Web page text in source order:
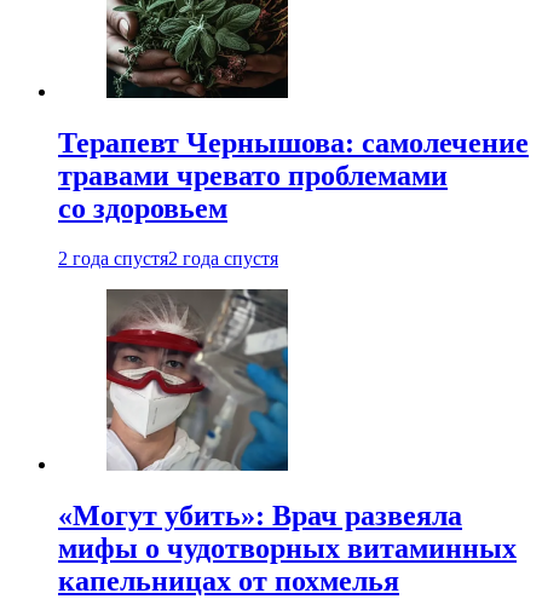
Терапевт Чернышова: самолечение
травами чревато проблемами
со здоровьем
2 года спустя2 года спустя
«Могут убить»: Врач развеяла
мифы о чудотворных витаминных
капельницах от похмелья